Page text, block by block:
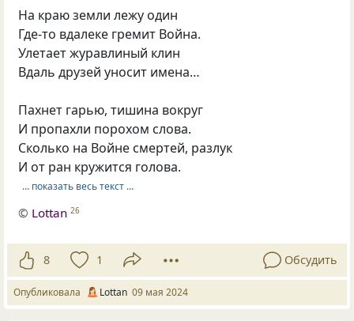
На краю земли лежу один
Где-то вдалеке гремит Война.
Улетает журавлиный клин
Вдаль друзей уносит имена…
Пахнет гарью, тишина вокруг
И пропахли порохом слова.
Сколько на Войне смертей, разлук
И от ран кружится голова.
… показать весь текст …
© Lottan 26
8 1 Обсудить
Опубликовала Lottan 09 мая 2024